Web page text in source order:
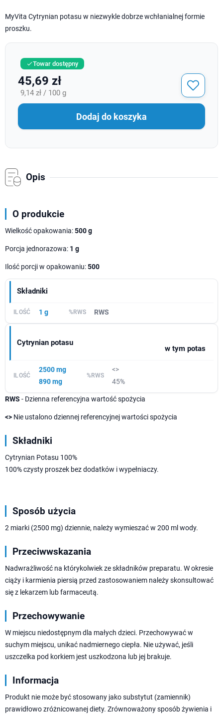
MyVita Cytrynian potasu w niezwykle dobrze wchłanialnej formie
proszku.
Towar dostępny
45,69 zł
9,14 zł / 100 g
Dodaj do koszyka
Opis
O produkcie
Wielkość opakowania:500 g
Porcja jednorazowa: 1 g
Ilość porcji w opakowaniu:500
Składniki
1 g RWS
Cytrynian potasu
w tym potas
2500 mg
890 mg
<>
45%
RWS - Dzienna referencyjna wartość spożycia
<> Nie ustalono dziennej referencyjnej wartości spożycia
Składniki
Cytrynian Potasu 100%
100% czysty proszek bez dodatków i wypełniaczy.
Sposób użycia
2 miarki (2500 mg) dziennie, należy wymieszać w 200 ml wody.
Przeciwwskazania
Nadwrażliwość na którykolwiek ze składników preparatu. W okresie
ciąży i karmienia piersią przed zastosowaniem należy skonsultować
się z lekarzem lub farmaceutą.
Przechowywanie
W miejscu niedostępnym dla małych dzieci. Przechowywać w
suchym miejscu, unikać nadmiernego ciepła. Nie używać, jeśli
uszczelka pod korkiem jest uszkodzona lub jej brakuje.
Informacja
Produkt nie może być stosowany jako substytut (zamiennik)
prawidłowo zróżnicowanej diety. Zrównoważony sposób żywienia i